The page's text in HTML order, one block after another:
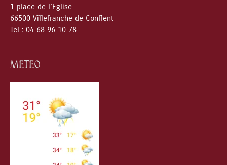
1 place de l’Eglise
66500 Villefranche de Conflent
Tel : 04 68 96 10 78
METEO